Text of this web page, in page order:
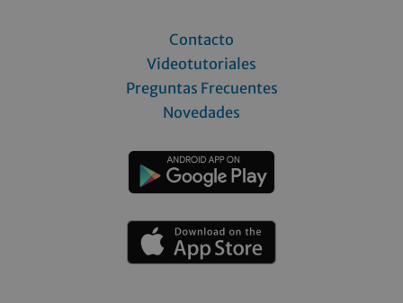
Contacto
Videotutoriales
Preguntas Frecuentes
Novedades